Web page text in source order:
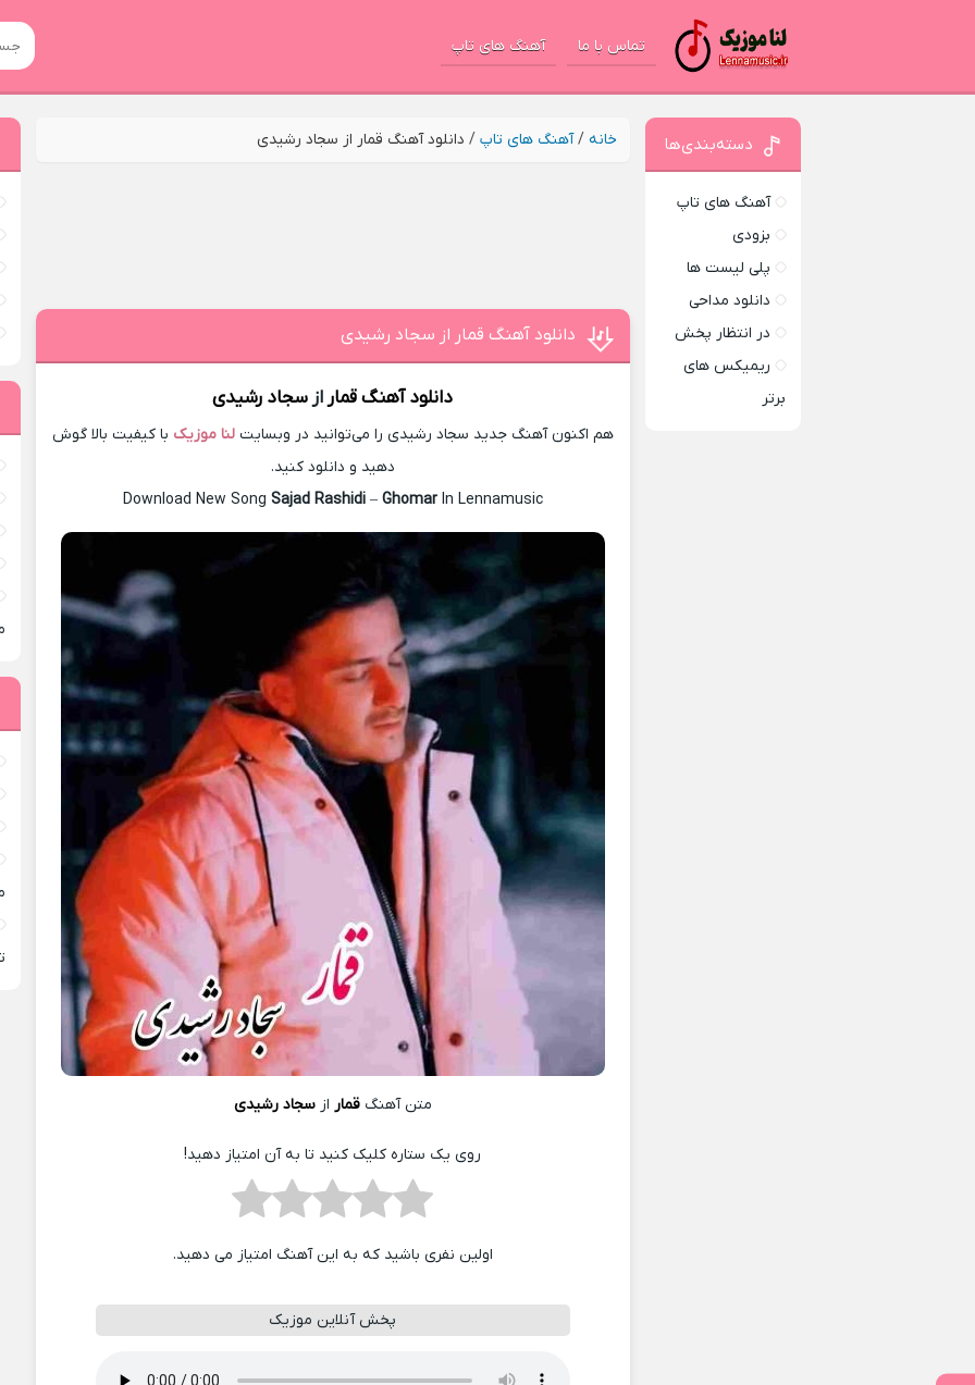
تماس با ما آهنگ های تاپ
خانه /آهنگ های تاپ / دانلود آهنگ قمار از سجاد رشیدی
دانلود آهنگ قمار از سجاد رشیدی
دانلود آهنگ قمارازسجاد رشیدی
هم اکنون آهنگ جدید سجاد رشیدی را می‌توانید در وبسایتلنا موزیک با کیفیت بالا گوش
دهید و دانلود کنید.
Download New Song Sajad Rashidi– GhomarIn Lennamusic
متن آهنگقمار ازسجاد رشیدی
روی یک ستاره کلیک کنید تا به آن امتیاز دهید!
اولین نفری باشید که به این آهنگ امتیاز می دهید.
پخش آنلاین موزیک
دسته‌بندی‌ها
آهنگ های تاپ
بزودی
پلی لیست ها
دانلود مداحی
در انتظار پخش
ریمیکس های
برتر